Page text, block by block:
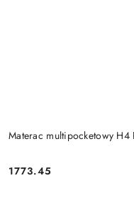
Materac multipocketowy H4
Cena:
1773.45